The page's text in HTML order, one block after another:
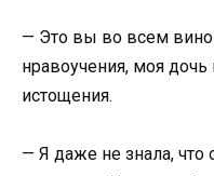
— Это вы во всем
нравоучения, моя
истощения.
— Я даже не знала, что